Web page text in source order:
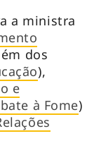
a ministra
dos
),
e
à Fome)